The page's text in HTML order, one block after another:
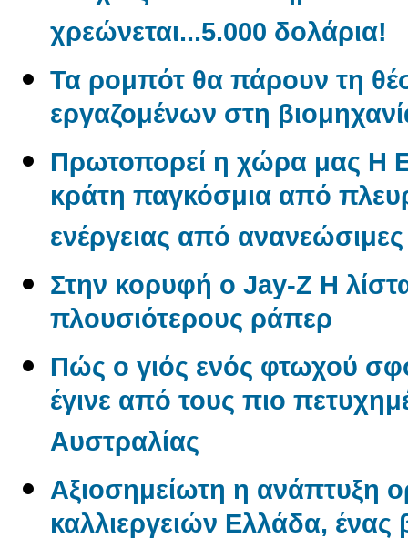
χρεώνεται...5.000 δολάρια!
Τα ρομπότ θα πάρουν τη
εργαζομένων στη
Πρωτοπορεί η χώρα μας Η
κράτη παγκόσμια από
ενέργειας από
Στην κορυφή ο Jay-Z Η
πλουσιότερους ράπερ
Πώς ο γιός ενός φτωχού
έγινε από τους πιο
Αυστραλίας
Αξιοσημείωτη η ανάπτυξη
καλλιεργειών Ελλάδα, ένας